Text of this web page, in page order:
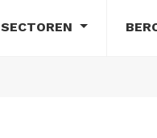
SECTOREN